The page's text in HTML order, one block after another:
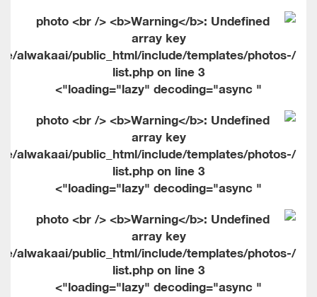
alwakaai/public_html/include/templates/photos-
list.php on line3
" loading="lazy" decoding="async">
alwakaai/public_html/include/templates/photos-
list.php on line3
" loading="lazy" decoding="async">
alwakaai/public_html/include/templates/photos-
list.php on line3
" loading="lazy" decoding="async">